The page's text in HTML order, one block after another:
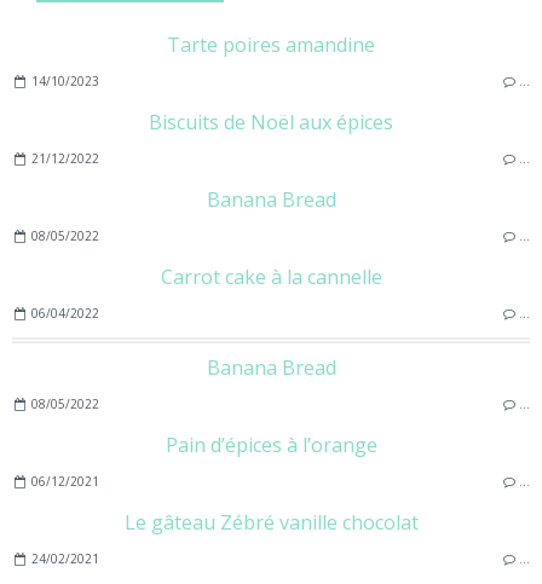
Tarte poires amandine
14/10/2023
Biscuits de Noël aux épices
21/12/2022
Banana Bread
08/05/2022
Carrot cake à la cannelle
06/04/2022
Banana Bread
08/05/2022
Pain d’épices à l’orange
06/12/2021
Le gâteau Zébré vanille chocolat
24/02/2021